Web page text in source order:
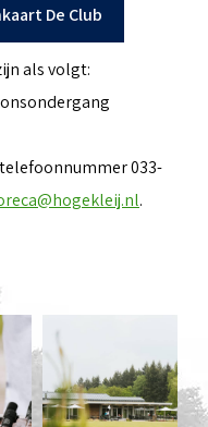
De Club
als volgt:
033-
.